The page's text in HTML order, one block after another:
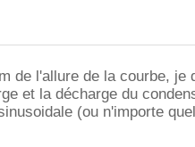
de l'allure de la courbe, je
et la décharge du
(ou n'importe